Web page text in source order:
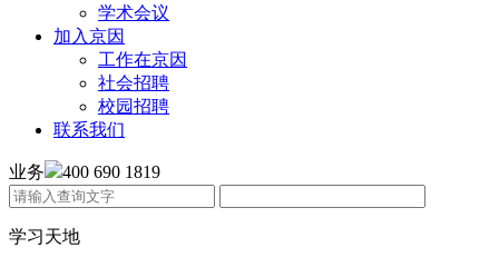
学术会议
加入京因
工作在京因
社会招聘
校园招聘
联系我们
业务 400 690 1819
学习天地